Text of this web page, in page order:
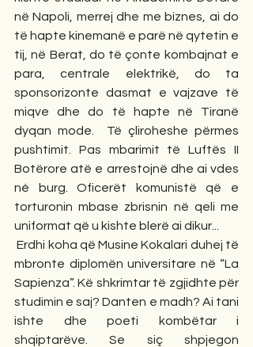
në Napoli, merrej dhe me biznes, ai do
të hapte kinemanë e parë në qytetin e
tij, në Berat, do të çonte kombajnat e
para, centrale elektrikë, do ta
sponsorizonte dasmat e vajzave të
miqve dhe do të hapte në Tiranë
dyqan mode.  Të çliroheshe përmes
pushtimit. Pas mbarimit të Luftës II
Botërore atë e arrestojnë dhe ai vdes
né burg. Oficerët komunistë që e
torturonin mbase zbrisnin në qeli me
uniformat që u kishte blerë ai dikur...
Erdhi koha që Musine Kokalari duhej të
mbronte diplomën universitare në “La
Sapienza”. Kë shkrimtar të zgjidhte për
studimin e saj? Danten e madh? Ai tani
ishte dhe poeti kombëtar i
shqiptarëve. Se siç shpjegon